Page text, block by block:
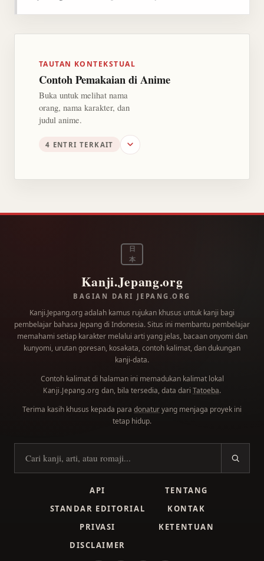
TAUTAN KONTEKSTUAL
Contoh Pemakaian di Anime
Buka untuk melihat nama
orang, nama karakter, dan
judul anime.
4 ENTRI TERKAIT
日
本
Kanji.Jepang.org
BAGIAN DARI JEPANG.ORG
Kanji.Jepang.org adalah kamus rujukan khusus untuk kanji bagi
pembelajar bahasa Jepang di Indonesia. Situs ini membantu pembelajar
memahami setiap karakter melalui arti yang jelas, bacaan onyomi dan
kunyomi, urutan goresan, kosakata, contoh kalimat, dan dukungan
kanji-data.
Contoh kalimat di halaman ini memadukan kalimat lokal
Kanji.Jepang.org dan, bila tersedia, data dari Tatoeba.
Terima kasih khusus kepada para donaturyang menjaga proyek ini
tetap hidup.
Cari kanji
API
TENTANG
STANDAR EDITORIAL
KONTAK
PRIVASI
KETENTUAN
DISCLAIMER